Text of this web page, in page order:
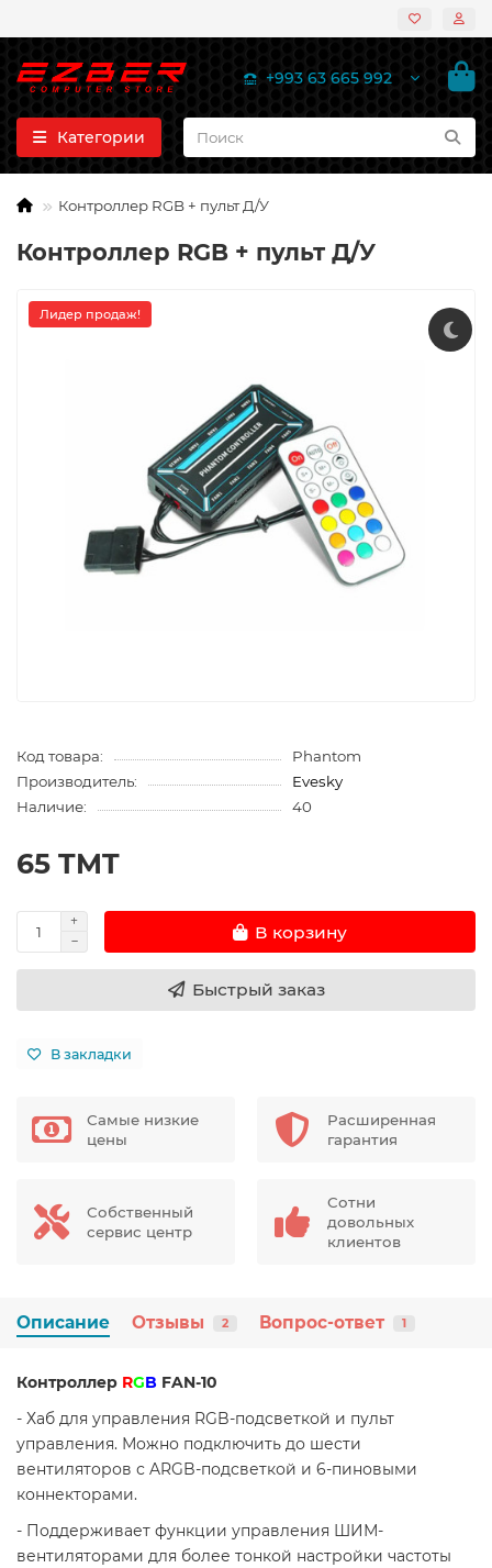
+993 63 665 992
Категории
Контроллер RGB + пульт Д/У
Контроллер RGB + пульт Д/У
Лидер продаж!
Код товара:
Phantom
Производитель:
Evesky
Наличие:
40
65 TMT
В корзину
Быстрый заказ
В закладки
Самые низкие
цены
Расширенная
гарантия
Собственный
сервис центр
Сотни
довольных
клиентов
Описание Отзывы 2 Вопрос-ответ 1
Контроллер RGB FAN-10
- Хаб для управления RGB-подсветкой и пульт
управления. Можно подключить до шести
вентиляторов с ARGB-подсветкой и 6-пиновыми
коннекторами.
- Поддерживает функции управления ШИМ-
вентиляторами для более тонкой настройки частоты